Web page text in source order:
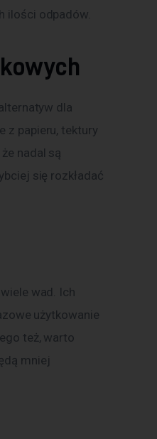
ilości odpadów.
dla
z papieru, tektury
nadal są
się rozkładać
wad. Ich
użytkowanie
też, warto
mniej